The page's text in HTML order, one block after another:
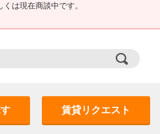
は現在商談中です。
賃貸リクエスト